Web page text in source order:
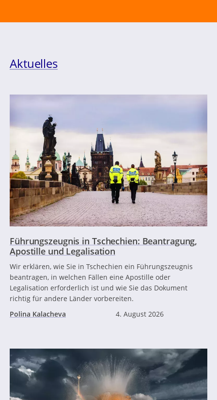
Aktuelles
Führungszeugnis in Tschechien: Beantragung,
Apostille und Legalisation
Wir erklären, wie Sie in Tschechien ein Führungszeugnis
beantragen, in welchen Fällen eine Apostille oder
Legalisation erforderlich ist und wie Sie das Dokument
richtig für andere Länder vorbereiten.
Polina Kalacheva
4. August 2026